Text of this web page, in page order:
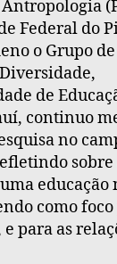
Federal do
o Grupo
de
continuo
no
sobre
educação
como
e para as